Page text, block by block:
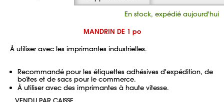
En stock, expédié aujourd'hui
MANDRIN DE 1 po
À utiliser avec les imprimantes industrielles.
Recommandé pour les étiquettes adhésives d'expédition, de
boîtes et de sacs pour le commerce.
À utiliser avec des imprimantes à haute vitesse.
VENDU PAR CAISSE